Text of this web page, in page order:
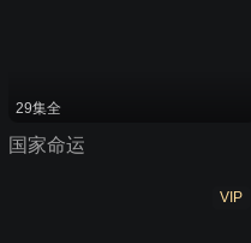
29集全
国家命运
VIP